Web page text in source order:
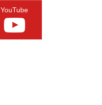
YouTube